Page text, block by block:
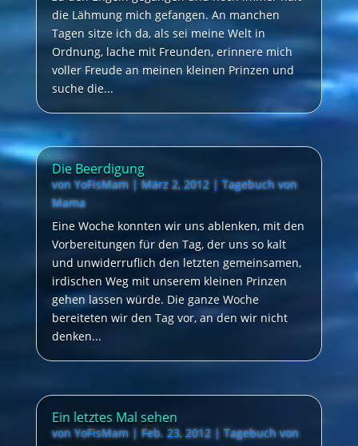
die Lähmung mich gefangen. An manchen
Tagen sitze ich da, als sei meine Welt in
Ordnung, lache mit Freunden, erinnere mich
voller Freude an meinen kleinen Prinzen und
suche die...
Die Beerdigung
vonYoFisMam| März 2, 2012| Tagebuch von
Mama
Eine Woche konnten wir uns ablenken, mit den
Vorbereitungen für den Tag, der uns so kalt
und unwiderruflich den letzten gemeinsamen,
irdischen Weg mit unserem kleinen Prinzen
gehen lassen würde. Die ganze Woche
bereiteten wir den Tag vor, an den wir nicht
denken...
Ein letztes Mal sehen
vonYoFisMam|Feb. 23, 2012| Tagebuch von